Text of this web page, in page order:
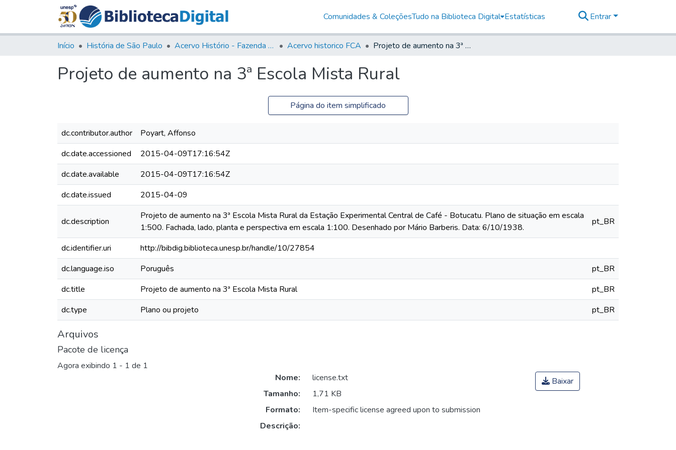
Comunidades & ColeçõesTudo na Biblioteca Digital Estatísticas Entrar
Início História de São Paulo Acervo Histório - Fazenda Lageado Acervo historico FCA Projeto de aumento na 3ª Escola Mista Rural
Projeto de aumento na 3ª Escola Mista Rural
Página do item simplificado
dc.contributor.author
Poyart, Affonso
dc.date.accessioned
2015-04-09T17:16:54Z
dc.date.available
2015-04-09T17:16:54Z
dc.date.issued
2015-04-09
dc.description
Projeto de aumento na 3ª Escola Mista Rural da Estação Experimental Central de Café - Botucatu. Plano de situação em escala
1:500. Fachada, lado, planta e perspectiva em escala 1:100. Desenhado por Mário Barberis. Data: 6/10/1938.
pt_BR
dc.identifier.uri
http://bibdig.biblioteca.unesp.br/handle/10/27854
dc.language.iso
Poruguês
pt_BR
dc.title
Projeto de aumento na 3ª Escola Mista Rural
pt_BR
dc.type
Plano ou projeto pt_BR
Arquivos
Pacote de licença
Agora exibindo 1 - 1 de 1
Nome:
license.txt
Tamanho:
1,71 KB
Formato:
Item-specific license agreed upon to submission
Descrição:
Baixar